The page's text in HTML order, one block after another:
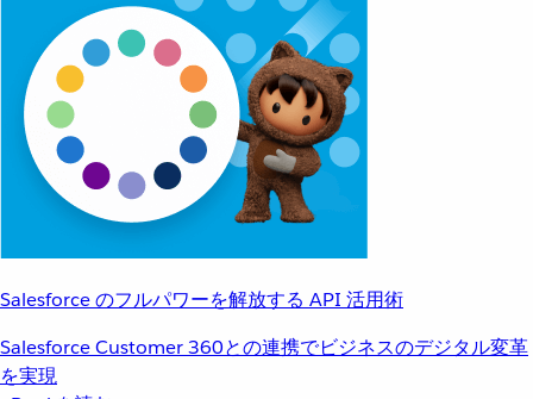
Salesforce のフルパワーを解放する API 活用術
Salesforce Customer 360との連携でビジネスのデジタル変革
を実現